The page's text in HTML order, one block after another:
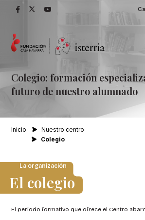
Colegio: formación
futuro de nuestro alumnado
Inicio
Nuestro centro
Colegio
La organización
El colegio
El periodo formativo que ofrece el Centro